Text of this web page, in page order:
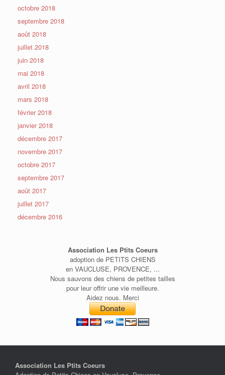
octobre 2018
septembre 2018
août 2018
juillet 2018
juin 2018
mai 2018
avril 2018
mars 2018
février 2018
janvier 2018
décembre 2017
novembre 2017
octobre 2017
septembre 2017
août 2017
juillet 2017
décembre 2016
Association Les Ptits Coeurs
adoption de PETITS CHIENS
en VAUCLUSE, PROVENCE, ...
Nous sauvons des chiens de petites tailles
pour leur offrir une vie meilleure.
Aidez nous. Merci
Association Les Ptits Coeurs